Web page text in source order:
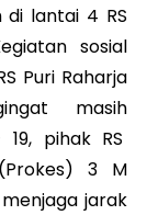
di lantai 4 RS
sosial
Puri Raharja
masih
pihak RS
3 M
jarak